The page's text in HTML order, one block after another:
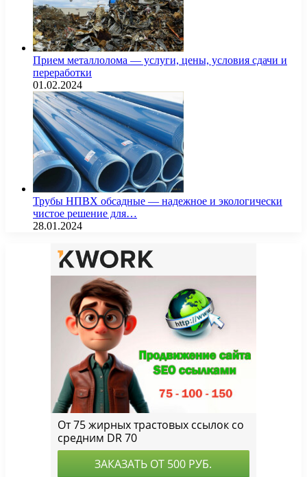
Прием металлолома — услуги, цены, условия сдачи и
переработки
01.02.2024
Трубы НПВХ обсадные — надежное и экологически
чистое решение для…
28.01.2024